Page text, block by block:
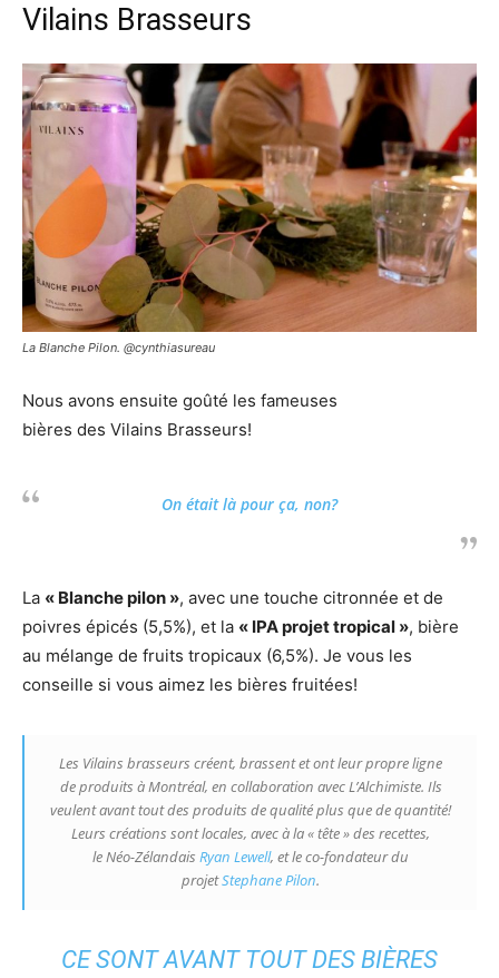
Vilains Brasseurs
La Blanche Pilon. @cynthiasureau
Nous avons ensuite goûté les fameuses
bières des Vilains Brasseurs!
On était là pour ça, non?
La « Blanche pilon », avec une touche citronnée et de
poivres épicés (5,5%), et la « IPA projet tropical », bière
au mélange de fruits tropicaux (6,5%). Je vous les
conseille si vous aimez les bières fruitées!
Les Vilains brasseurs créent, brassent et ont leur propre ligne
de produits à Montréal, en collaboration avec L’Alchimiste. Ils
veulent avant tout des produits de qualité plus que de quantité!
Leurs créations sont locales, avec à la« tête »des recettes,
le Néo-Zélandais Ryan Lewell, et le co-fondateur du
projetStephane Pilon.
CE SONT AVANT TOUT DES BIÈRES